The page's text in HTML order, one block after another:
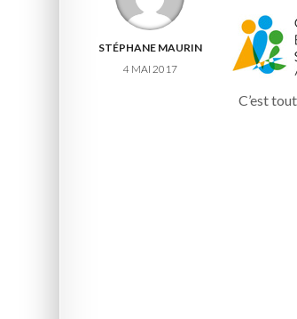
STÉPHANE MAURIN
4 MAI 2017
C’est